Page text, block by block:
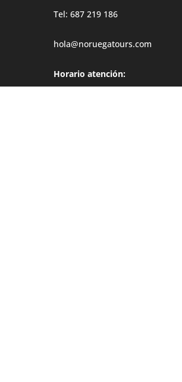
Tel: 687 219 186
hola@noruegatours.com
Horario atención: